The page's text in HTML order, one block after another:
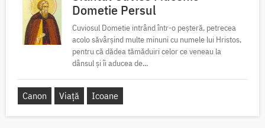
Dometie Persul
Cuviosul Dometie intrând într-o peșteră, petrecea
acolo săvârșind multe minuni cu numele lui Hristos,
pentru că dădea tămăduiri celor ce veneau la
dânsul și îi aducea de...
Canon Viață Icoane